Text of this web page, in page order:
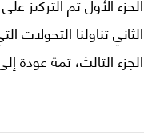
الثاني تناولنا التحولات
الجزء الثالث، ثمة عودة